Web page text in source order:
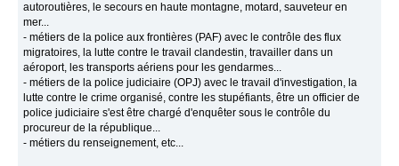
autoroutières, le secours en haute montagne, motard, sauveteur en
mer...
- métiers de la police aux frontières (PAF) avec le contrôle des flux
migratoires, la lutte contre le travail clandestin, travailler dans un
aéroport, les transports aériens pour les gendarmes...
- métiers de la police judiciaire (OPJ) avec le travail d'investigation, la
lutte contre le crime organisé, contre les stupéfiants, être un officier de
police judiciaire s'est être chargé d'enquêter sous le contrôle du
procureur de la république...
- métiers du renseignement, etc...